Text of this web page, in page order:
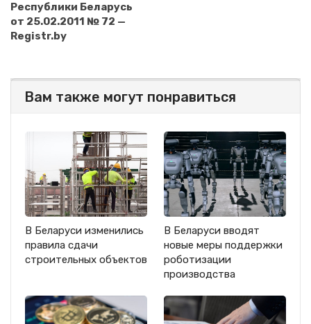
Республики Беларусь
от 25.02.2011 № 72 —
Registr.by
Вам также могут понравиться
В Беларуси изменились
правила сдачи
строительных объектов
В Беларуси вводят
новые меры поддержки
роботизации
производства